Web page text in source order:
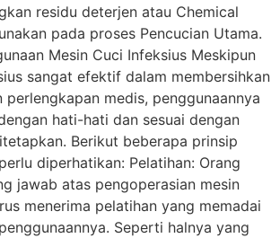
residu deterjen atau Chemical
pada proses Pencucian Utama.
Mesin Cuci Infeksius Meskipun
sangat efektif dalam membersihkan
perlengkapan medis, penggunaannya
hati-hati dan sesuai dengan
Berikut beberapa prinsip
diperhatikan: Pelatihan: Orang
jawab atas pengoperasian mesin
menerima pelatihan yang memadai
Seperti halnya yang